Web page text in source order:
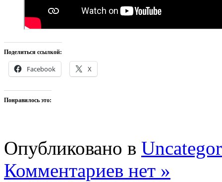
Поделиться ссылкой:
Facebook X
Понравилось это:
Опубликовано в
Комментариев нет »